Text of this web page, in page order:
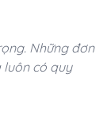
Những đơn
luôn có quy